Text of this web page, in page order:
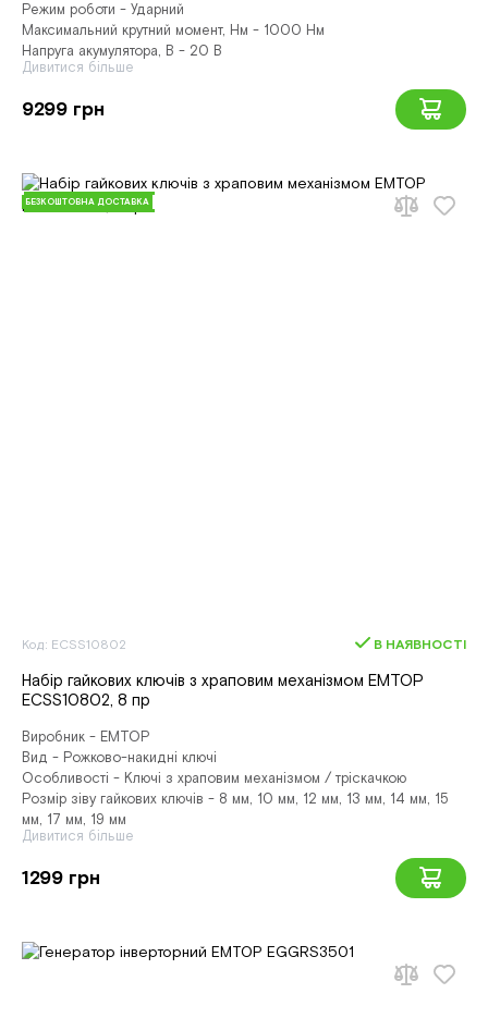
Режим роботи - Ударний
Максимальний крутний момент, Нм - 1000 Нм
Напруга акумулятора, В - 20 В
Дивитися більше
9299 грн
БЕЗКОШТОВНА ДОСТАВКА
Код: ECSS10802 В НАЯВНОСТІ
Набір гайкових ключів з храповим механізмом EMTOP
ECSS10802, 8 пр
Виробник - EMTOP
Вид - Рожково-накидні ключі
Особливості - Ключі з храповим механізмом / тріскачкою
Розмір зіву гайкових ключів - 8 мм, 10 мм, 12 мм, 13 мм, 14 мм, 15
мм, 17 мм, 19 мм
Дивитися більше
1299 грн